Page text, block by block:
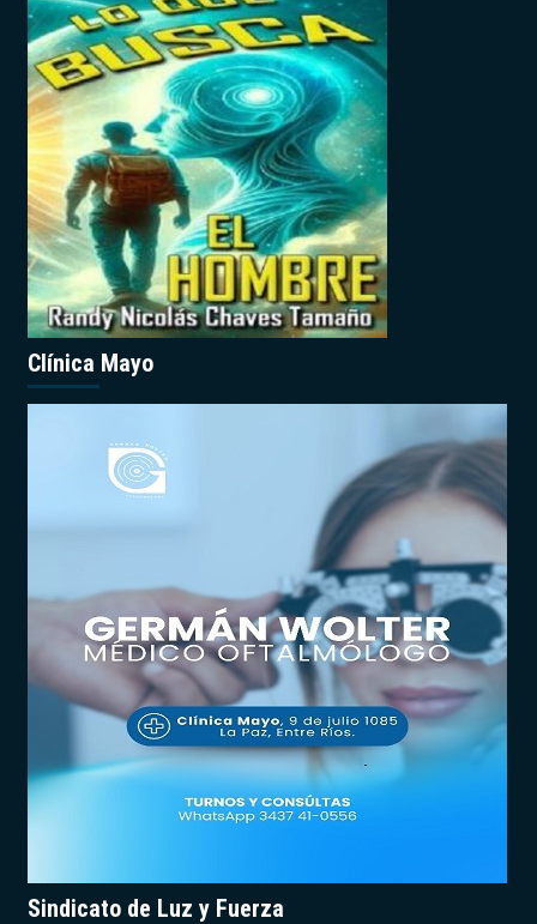
Clínica Mayo
Sindicato de Luz y Fuerza